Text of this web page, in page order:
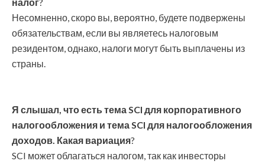
Несомненно, скоро вы, вероятно, будете подвержены
обязательствам, если вы являетесь налоговым
резидентом, однако, налоги могут быть выплачены из
страны.
Я слышал, что есть тема SCI для корпоративного
налогообложения и тема SCI для налогообложения
доходов. Какая вариация?
SCI может облагаться налогом, так как инвесторы